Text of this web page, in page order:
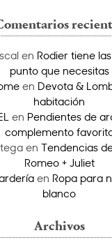
en Rodier tiene
punto que necesitas
en Devota &
habitación
en Pendientes de
complemento
en Tendencias
Romeo + Juliet
en Ropa para
blanco
Archivos